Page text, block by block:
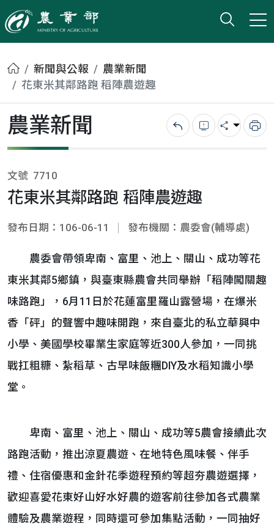
農業部
打開
小版
首頁新聞與公報
農業新聞
花東米其鄰路跑 稻陣農遊趣
農業新聞 回上一頁錯誤回報
分享 列
文號 7710
花東米其鄰路跑 稻陣農遊趣
發布日期：106-06-11 發布機關：農委會(輔導處)
農委會帶領卑南、富里、池上、關山、成功等花
東米其鄰5鄉鎮，與臺東縣農會共同舉辦「稻陣闖關趣
味路跑」，6月11日於花蓮富里羅山露營場，在爆米
香「砰」的聲響中趣味開跑，來自臺北的私立華興中
小學、美國學校畢業生家庭等近300人參加，一同挑
戰扛粗糠、紮稻草、古早味飯糰DIY及水稻知識小學
堂。
卑南、富里、池上、關山、成功等5農會接續此次
路跑活動，推出涼夏農遊、在地特色風味餐、伴手
禮、住宿優惠和金針花季遊程預約等超夯農遊選擇，
歡迎喜愛花東好山好水好農的遊客前往參加各式農業
體驗及農業遊程，同時還可參加集點活動，一同抽好